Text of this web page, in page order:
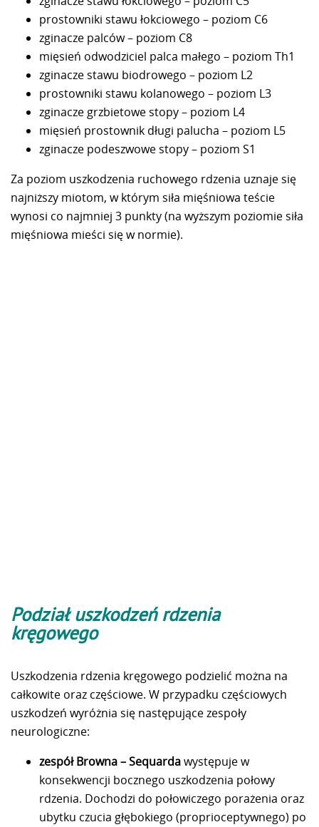
prostowniki stawu łokciowego – poziom C6
zginacze palców – poziom C8
mięsień odwodziciel palca małego – poziom Th1
zginacze stawu biodrowego – poziom L2
prostowniki stawu kolanowego – poziom L3
zginacze grzbietowe stopy – poziom L4
mięsień prostownik długi palucha – poziom L5
zginacze podeszwowe stopy – poziom S1
Za poziom uszkodzenia ruchowego rdzenia uznaje się
najniższy miotom, w którym siła mięśniowa teście
wynosi co najmniej 3 punkty (na wyższym poziomie siła
mięśniowa mieści się w normie).
Podział uszkodzeń rdzenia
kręgowego
Uszkodzenia rdzenia kręgowego podzielić można na
całkowite oraz częściowe. W przypadku częściowych
uszkodzeń wyróżnia się następujące zespoły
neurologiczne:
zespół Browna – Sequardawystępuje w
konsekwencji bocznego uszkodzenia połowy
rdzenia. Dochodzi do połowiczego porażenia oraz
ubytku czucia głębokiego (proprioceptywnego) po